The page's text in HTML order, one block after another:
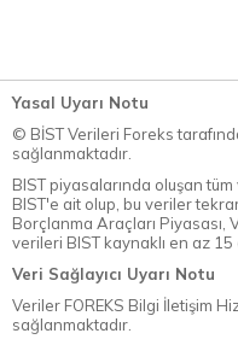
Yasal Uyarı Notu
© BİST Verileri Foreks
sağlanmaktadır.
BIST piyasalarında oluşan
BIST'e ait olup, bu veriler
Borçlanma Araçları Piyasası,
verileri BIST kaynaklı en az
Veri Sağlayıcı Uyarı Notu
Veriler FOREKS Bilgi İletişim
sağlanmaktadır.